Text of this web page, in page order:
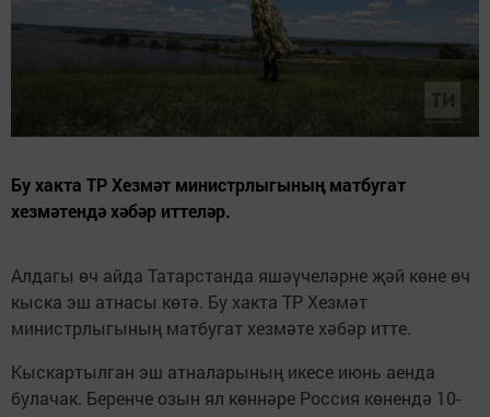
Бу хакта ТР Хезмәт министрлыгының матбугат
хезмәтендә хәбәр иттеләр.
Алдагы өч айда Татарстанда яшәүчеләрне җәй көне өч
кыска эш атнасы көтә. Бу хакта ТР Хезмәт
министрлыгының матбугат хезмәте хәбәр итте.
Кыскартылган эш атналарының икесе июнь аенда
булачак. Беренче озын ял көннәре Россия көнендә 10-